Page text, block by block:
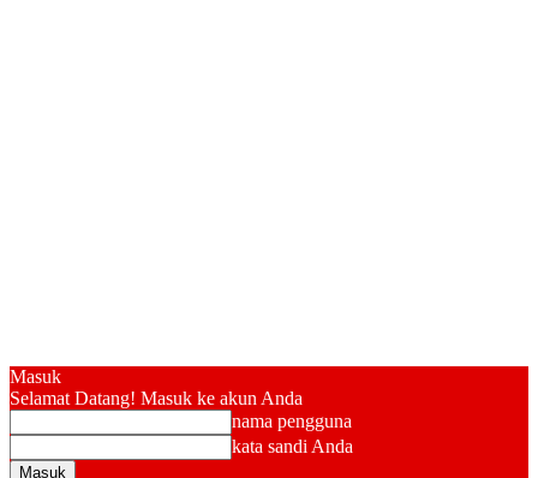
Masuk
Selamat Datang! Masuk ke akun Anda
nama pengguna
kata sandi Anda